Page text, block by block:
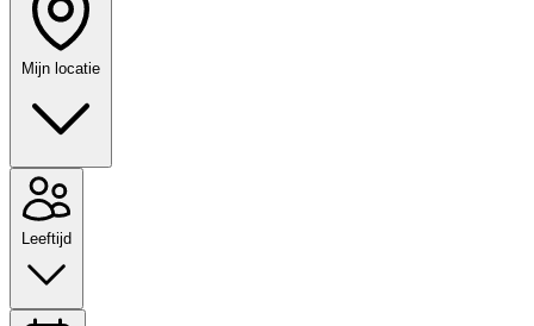
Mijn locatie
Leeftijd